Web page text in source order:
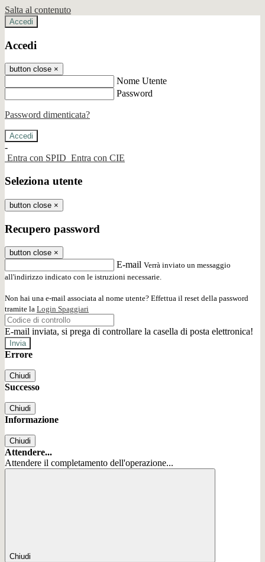
Salta al contenuto
Accedi
Accedi
button close ×
Nome Utente
Password
Password dimenticata?
-
Entra con SPID Entra con CIE
Seleziona utente
button close ×
Recupero password
button close ×
E-mail Verrà inviato un messaggio
all'indirizzo indicato con le istruzioni necessarie.
Non hai una e-mail associata al nome utente? Effettua il reset della password
tramite la Login Spaggiari
E-mail inviata, si prega di controllare la casella di posta elettronica!
Errore
Chiudi
Successo
Chiudi
Informazione
Chiudi
Attendere...
Attendere il completamento dell'operazione...
Chiudi